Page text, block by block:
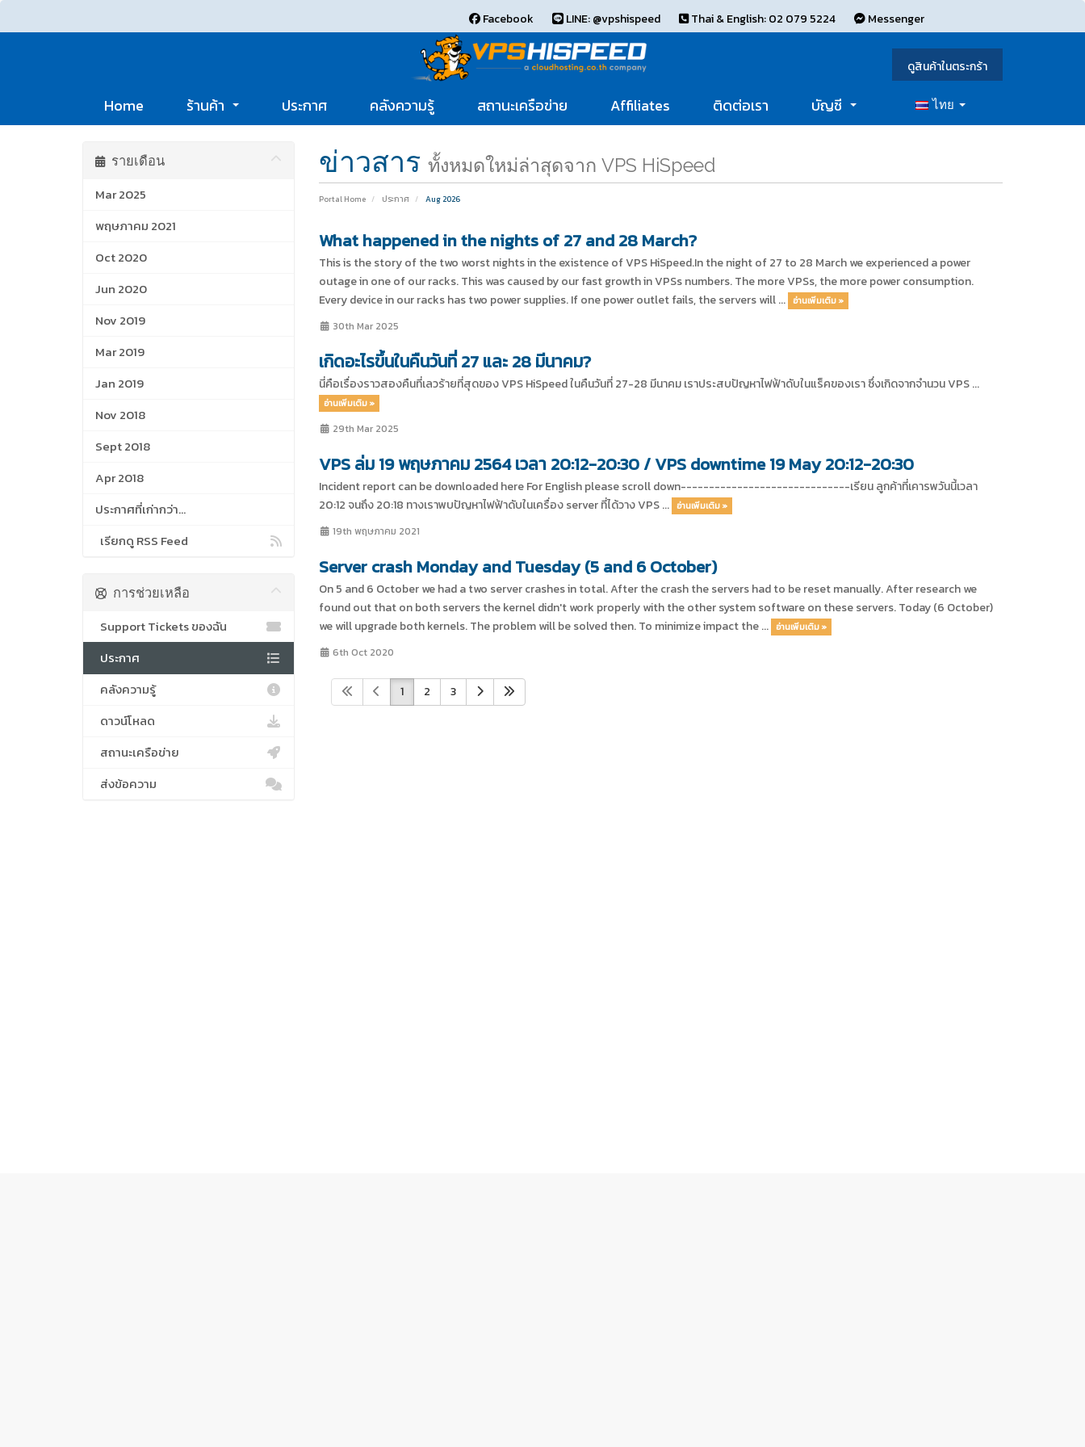
Facebook LINE: @vpshispeed Thai & English: 02 079 5224 Messenger
ดูสินค้าในตระกร้า
Home ร้านค้า ประกาศ คลังความรู้ สถานะเครือข่าย Affiliates ติดต่อเรา บัญชี ไทย
ข่าวสาร ทั้งหมดใหม่ล่าสุดจาก VPS HiSpeed
Portal Home ประกาศ Aug 2026
รายเดือน
Mar 2025
พฤษภาคม 2021
Oct 2020
Jun 2020
Nov 2019
Mar 2019
Jan 2019
Nov 2018
Sept 2018
Apr 2018
ประกาศที่เก่ากว่า...
เรียกดู RSS Feed
What happened in the nights of 27 and 28 March?
This is the story of the two worst nights in the existence of VPS HiSpeed.In the night of 27 to 28 March we experienced a power
outage in one of our racks. This was caused by our fast growth in VPSs numbers. The more VPSs, the more power consumption.
Every device in our racks has two power supplies. If one power outlet fails, the servers will ... อ่านเพิ่มเติม »
30th Mar 2025
เกิดอะไรขึ้นในคืนวันที่ 27 และ 28 มีนาคม?
นี่คือเรื่องราวสองคืนที่เลวร้ายที่สุดของ VPS HiSpeed ในคืนวันที่ 27-28 มีนาคม เราประสบปัญหาไฟฟ้าดับในแร็คของเรา ซึ่งเกิดจากจำนวน VPS ...
อ่านเพิ่มเติม »
29th Mar 2025
VPS ล่ม 19 พฤษภาคม 2564 เวลา 20:12-20:30 / VPS downtime 19 May 20:12-20:30
Incident report can be downloaded here For English please scroll down------------------------------เรียน ลูกค้าที่เคารพวันนี้เวลา
20:12 จนถึง 20:18 ทางเราพบปัญหาไฟฟ้าดับในเครื่อง server ที่ได้วาง VPS ... อ่านเพิ่มเติม »
19th พฤษภาคม 2021
Server crash Monday and Tuesday (5 and 6 October)
On 5 and 6 October we had a two server crashes in total. After the crash the servers had to be reset manually. After research we
found out that on both servers the kernel didn't work properly with the other system software on these servers. Today (6 October)
we will upgrade both kernels. The problem will be solved then. To minimize impact the ... อ่านเพิ่มเติม »
6th Oct 2020
1 2 3
การช่วยเหลือ
Support Tickets ของฉัน
ประกาศ
คลังความรู้
ดาวน์โหลด
สถานะเครือข่าย
ส่งข้อความ